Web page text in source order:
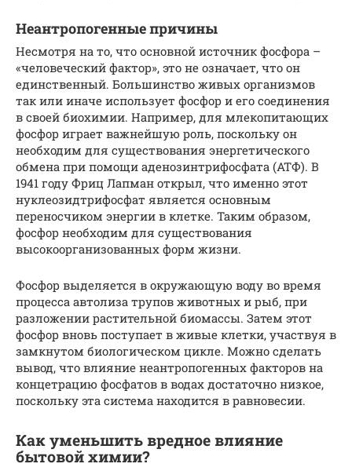
Неантропогенные причины
Несмотря на то, что основной источник фосфора –
«человеческий фактор», это не означает, что он
единственный. Большинство живых организмов
так или иначе использует фосфор и его соединения
в своей биохимии. Например, для млекопитающих
фосфор играет важнейшую роль, поскольку он
необходим для существования энергетического
обмена при помощи аденозинтрифосфата (АТФ). В
1941 году Фриц Лапман открыл, что именно этот
нуклеозидтрифосфат является основным
переносчиком энергии в клетке. Таким образом,
фосфор необходим для существования
высокоорганизованных форм жизни.
Фосфор выделяется в окружающую воду во время
процесса автолиза трупов животных и рыб, при
разложении растительной биомассы. Затем этот
фосфор вновь поступает в живые клетки, участвуя в
замкнутом биологическом цикле. Можно сделать
вывод, что влияние неантропогенных факторов на
концетрацию фосфатов в водах достаточно низкое,
поскольку эта система находится в равновесии.
Как уменьшить вредное влияние
бытовой химии?